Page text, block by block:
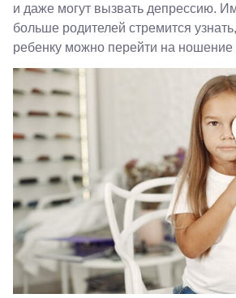
и даже могут вызвать депрессию.
больше родителей стремится
ребенку можно перейти на ношение